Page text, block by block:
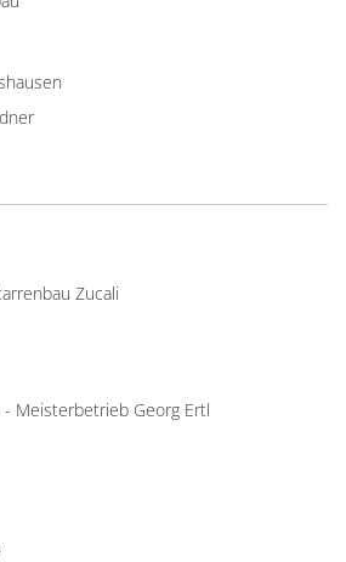
Zucali
- Meisterbetrieb Georg Ertl